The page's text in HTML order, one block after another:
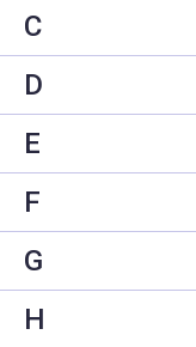
C
D
E
F
G
H